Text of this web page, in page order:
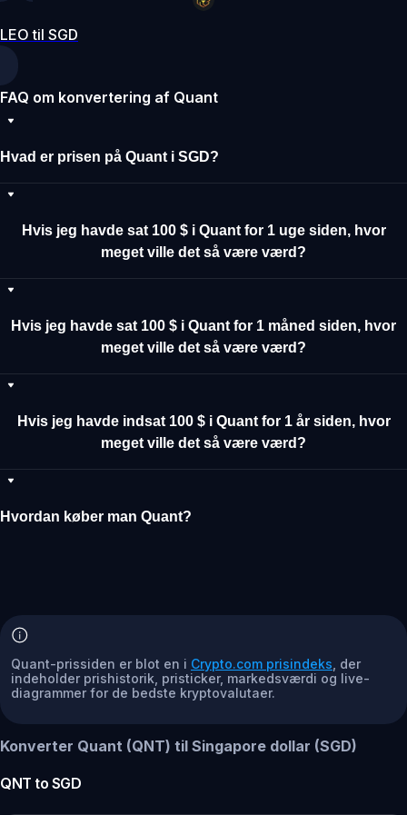
LEO til SGD
FAQ om konvertering af Quant
Hvad er prisen på Quant i SGD?
Hvis jeg havde sat 100 $ i Quant for 1 uge siden, hvor
meget ville det så være værd?
Hvis jeg havde sat 100 $ i Quant for 1 måned siden, hvor
meget ville det så være værd?
Hvis jeg havde indsat 100 $ i Quant for 1 år siden, hvor
meget ville det så være værd?
Hvordan køber man Quant?
Quant-prissiden er blot en i Crypto.com prisindeks , der
indeholder prishistorik, pristicker, markedsværdi og live-
diagrammer for de bedste kryptovalutaer.
Konverter Quant (QNT) til Singapore dollar (SGD)
QNT to SGD